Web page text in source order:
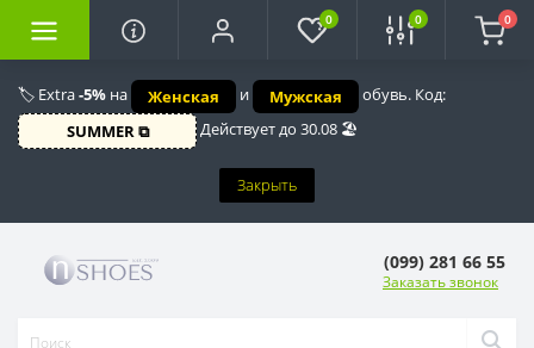
🏷️ Extra-5% на Женская и Мужская
обувь. Код:
SUMMER ⧉
Действует до 30.08 🏖️
Закрыть
0 0 0
(099) 281 66 55
Заказать звонок